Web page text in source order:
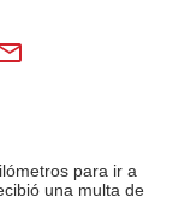
para ir a
una multa de